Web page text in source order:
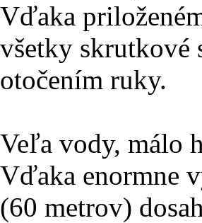
Vďaka
všetky skrutkové
otočením ruky.
Veľa vody, málo
Vďaka enormne
(60 metrov)